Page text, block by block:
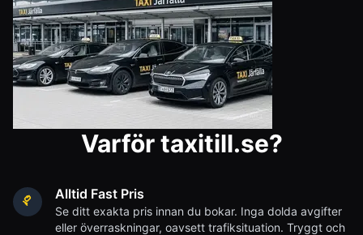
Varför taxitill.se?
Alltid Fast Pris
Se ditt exakta pris innan du bokar. Inga dolda avgifter
eller överraskningar, oavsett trafiksituation. Tryggt och